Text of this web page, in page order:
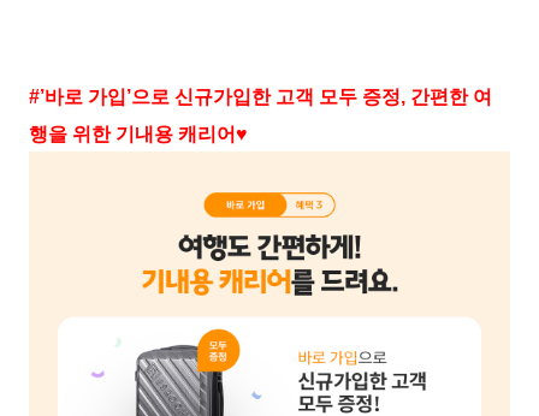
#’바로 가입’으로 신규가입한 고객 모두 증정, 간편한 여
행을 위한 기내용 캐리어♥